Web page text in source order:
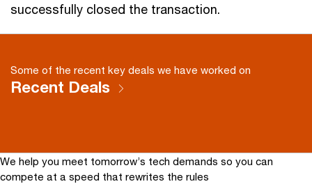
successfully closed the transaction.
Some of the recent key deals we have worked on
Recent Deals
We help you meet tomorrow’s tech demands so you can
compete at a speed that rewrites the rules